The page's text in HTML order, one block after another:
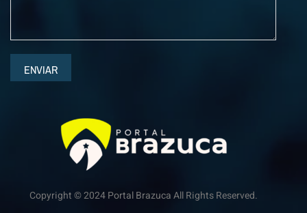
ENVIAR
Copyright © 2024 Portal Brazuca All Rights Reserved.